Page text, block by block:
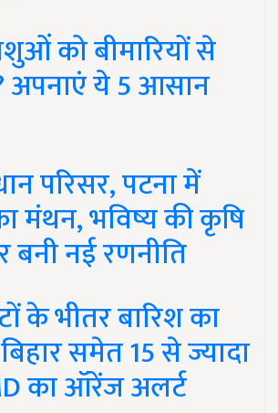
को बीमारियों से
ये 5 आसान
परिसर, पटना में
मंथन, भविष्य की कृषि
बनी नई रणनीति
के भीतर बारिश का
समेत 15 से ज्यादा
का ऑरेंज अलर्ट